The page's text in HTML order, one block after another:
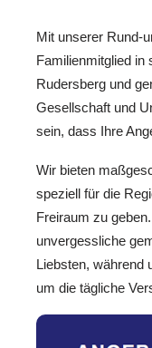
Mit unserer Rund-
Familienmitglied in
Rudersberg und
Gesellschaft und
sein, dass Ihre
Wir bieten
speziell für die
Freiraum zu
unvergessliche
Liebsten, während
um die tägliche